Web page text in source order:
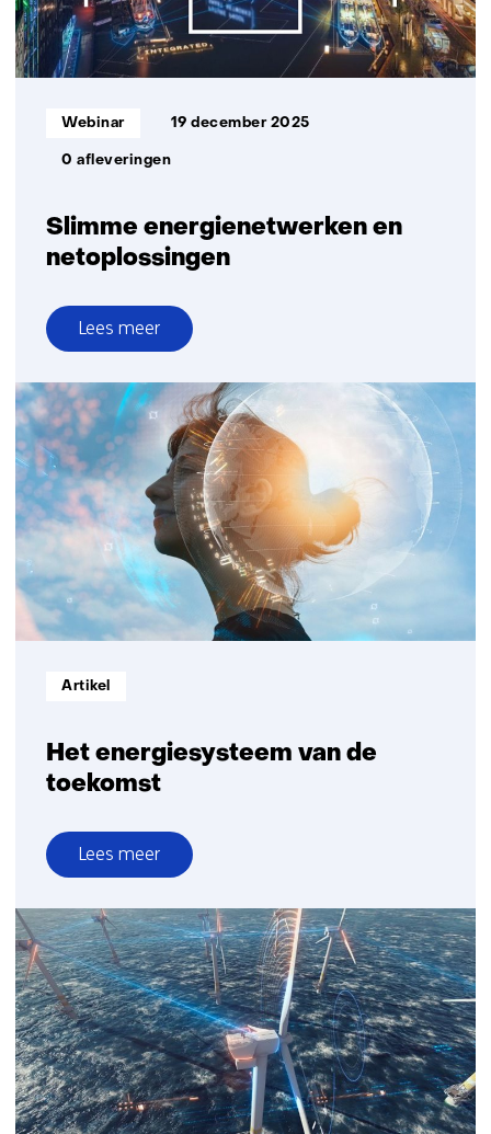
Slimme energienetwerken en
netoplossingen
Informatietype:
Webinar 19 december 2025
0 afleveringen
Lees meer
over
Slimme
energienetwerken
en
netoplossingen
Het energiesysteem van de
toekomst
Informatietype:
Artikel
Lees meer
over
Het
energiesysteem
van
de
toekomst